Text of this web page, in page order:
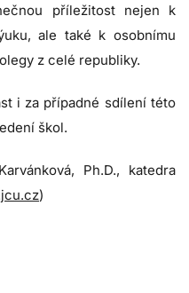
příležitost nejen k
ale také k osobnímu
z celé republiky.
i za případné sdílení této
škol.
Ph.D., katedra
)